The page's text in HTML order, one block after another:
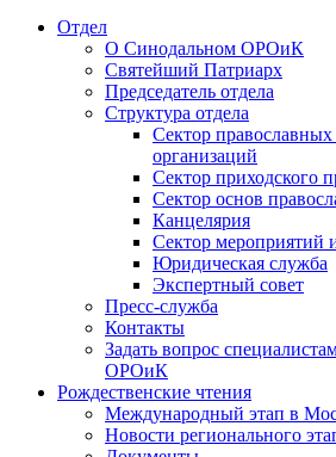
Отдел
О Синодальном ОРОиК
Святейший Патриарх
Председатель отдела
Структура отдела
Сектор
организаций
Сектор приходского
Сектор основ
Канцелярия
Сектор мероприятий
Юридическая служба
Экспертный совет
Пресс-служба
Контакты
Задать вопрос
ОРОиК
Рождественские чтения
Международный этап в
Новости регионального